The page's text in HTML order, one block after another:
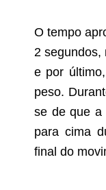
O tempo
2 segundos,
e por
peso.
se de que a
para cima
final do